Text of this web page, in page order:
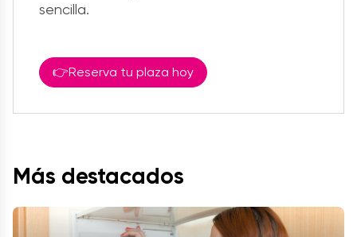
sencilla.
👉Reserva tu plaza hoy
Más destacados